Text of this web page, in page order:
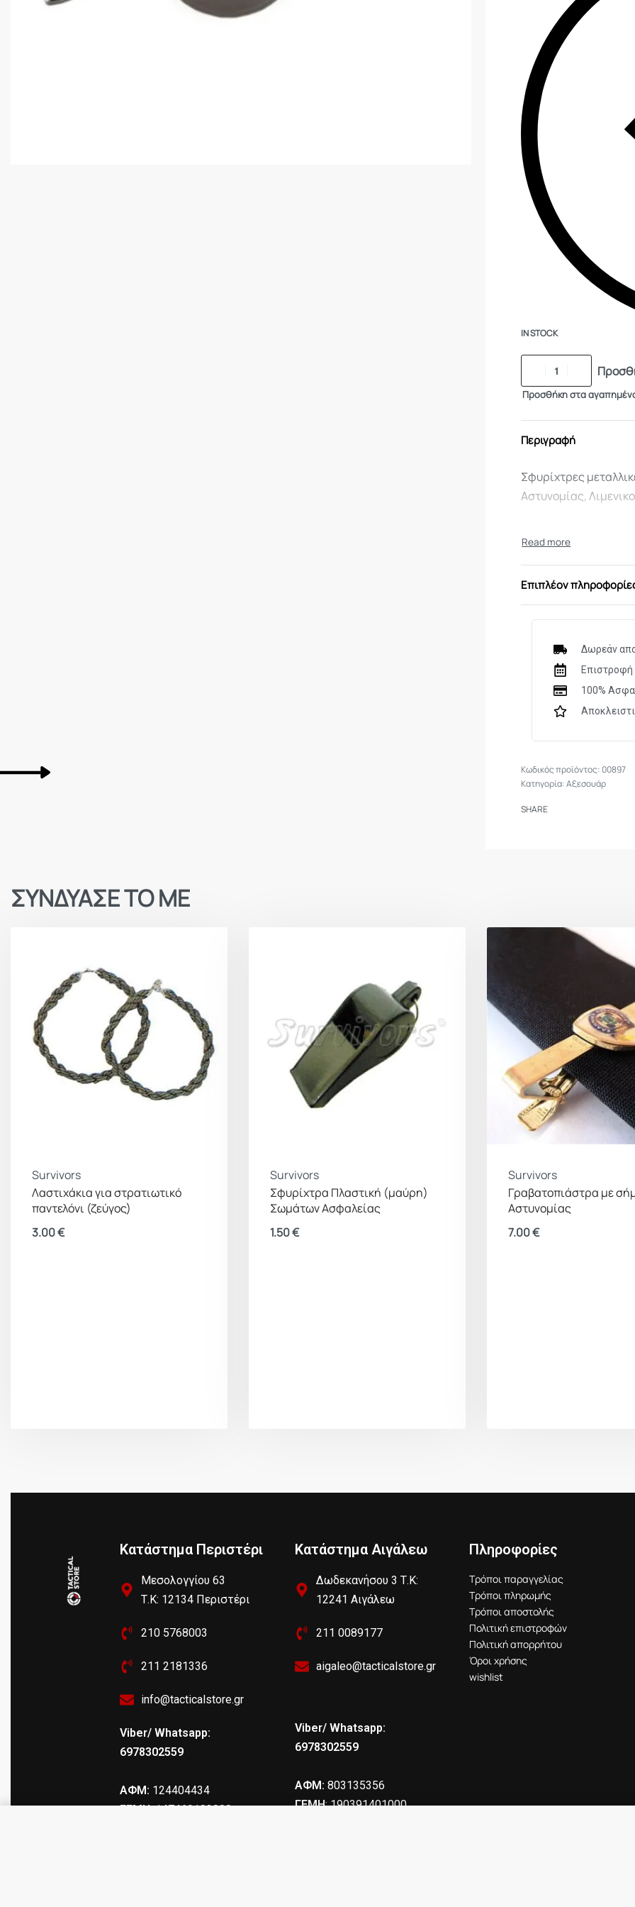
IN STOCK
Προσθήκη στα
Περιγραφή
Σφυρίχτρες
Αστυνομίας,
Επιπλέον
Δωρεάν
Επιστροφή
100%
00897
Κατηγορία:Αξεσουάρ
SHARE
ΣΥΝΔΥΑΣΕ ΤΟ ΜΕ
Survivors
Λαστιχάκια για στρατιωτικό
παντελόνι (ζεύγος)
3.00€
Survivors
Σφυρίχτρα Πλαστική (μαύρη)
Σωμάτων Ασφαλείας
1.50€
Survivors
Γραβατοπιάστρα με
Αστυνομίας
7.00€
Κατάστημα Περιστέρι
Μεσολογγίου 63
Τ.Κ: 12134 Περιστέρι
210 5768003
211 2181336
info@tacticalstore.gr
Viber/ Whatsapp:
6978302559
ΑΦΜ: 124404434
ΓΕΜΗ: 147469103000
Κατάστημα Αιγάλεω
Δωδεκανήσου 3 Τ.Κ:
12241 Αιγάλεω
211 0089177
aigaleo@tacticalstore.gr
Viber/ Whatsapp:
6978302559
ΑΦΜ: 803135356
ΓΕΜΗ: 190391401000
Πληροφορίες
Τρόποι παραγγελίας
Τρόποι πληρωμής
Τρόποι αποστολής
Πολιτική επιστροφών
Πολιτική απορρήτου
Όροι χρήσης
wishlist